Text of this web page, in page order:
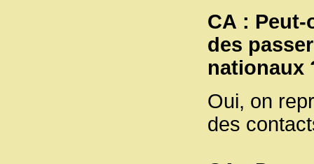
CA :
des
nationaux
Oui, on
des